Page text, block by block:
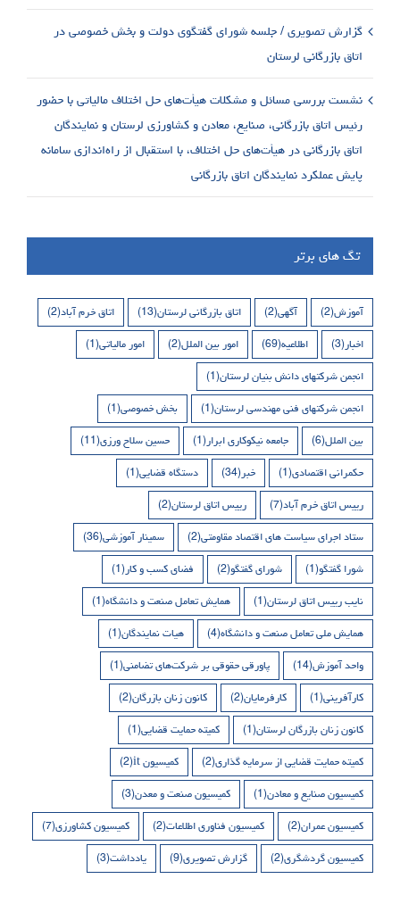
گزارش تصویری / جلسه شورای گفتگوی دولت و بخش خصوصی در
اتاق بازرگانی لرستان
نشست بررسی مسائل و مشکلات هیأت‌های حل اختلاف مالیاتی با حضور
رئیس اتاق بازرگانی، صنایع، معادن و کشاورزی لرستان و نمایندگان
اتاق بازرگانی در هیأت‌های حل اختلاف، با استقبال از راه‌اندازی سامانه
پایش عملکرد نمایندگان اتاق بازرگانی
تگ های برتر
آموزش(2) آگهی(2) اتاق بازرگانی لرستان(13) اتاق خرم آباد(2)
اخبار(3) اطلاعیه(69) امور بین الملل(2) امور مالیاتی(1)
انجمن شرکتهای دانش بنیان لرستان(1)
انجمن شرکتهای فنی مهندسی لرستان(1) بخش خصوصی(1)
بین الملل(6) جامعه نیکوکاری ابرار(1) حسین سلاح ورزی(11)
حکمرانی اقتصادی(1) خبر(34) دستگاه قضایی(1)
رییس اتاق خرم آباد(7) رییس اتاق لرستان(2)
ستاد اجرای سیاست های اقتصاد مقاومتی(2) سمینار آموزشی(36)
شورا گفتگو(1) شورای گفتگو(2) فضای کسب و کار(1)
نایب رییس اتاق لرستان(1) همایش تعامل صنعت و دانشگاه(1)
همایش ملی تعامل صنعت و دانشگاه(4) هیات نمایندگان(1)
واحد آموزش(14) پاورقی حقوقی بر شرکت‌های تضامنی(1)
کارآفرینی(1) کارفرمایان(2) کانون زنان بازرگان(2)
کانون زنان بازرگان لرستان(1) کمیته حمایت قضایی(1)
کمیته حمایت قضایی از سرمایه گذاری(2) کمیسیون it (2)
کمیسیون صنایع و معادن(1) کمیسیون صنعت و معدن(3)
کمیسیون عمران(2) کمیسیون فناوری اطلاعات(2) کمیسیون کشاورزی(7)
کمیسیون گردشگری(2) گزارش تصویری(9) یادداشت(3)